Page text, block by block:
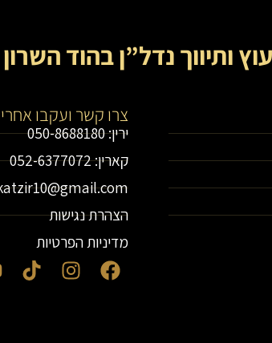
ותיווך נדל”ן בהוד השרון
צרו קשר ועקבו
ירין: 050-8688180
קארין: 052-6377072
הצהרת נגישות
מדיניות הפרטיות